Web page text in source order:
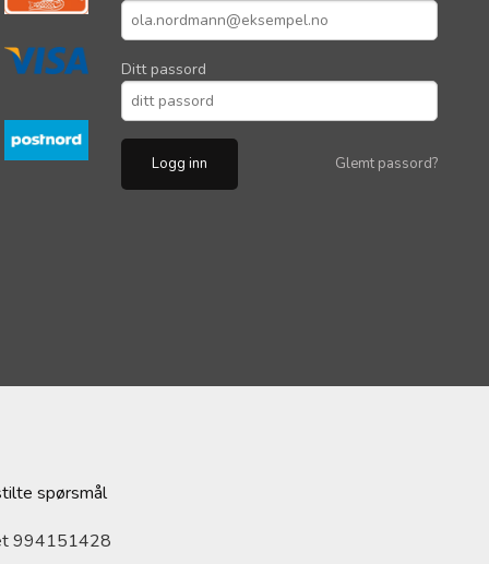
Ditt passord
Glemt passord?
spørsmål
994151428